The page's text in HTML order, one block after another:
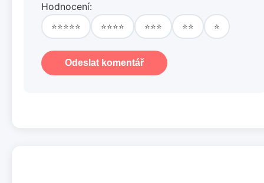
Hodnocení:
⭐⭐⭐⭐⭐ ⭐⭐⭐⭐ ⭐⭐⭐ ⭐⭐ ⭐
Odeslat komentář